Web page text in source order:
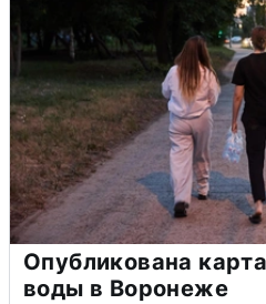
Опубликована
воды в Воронеже